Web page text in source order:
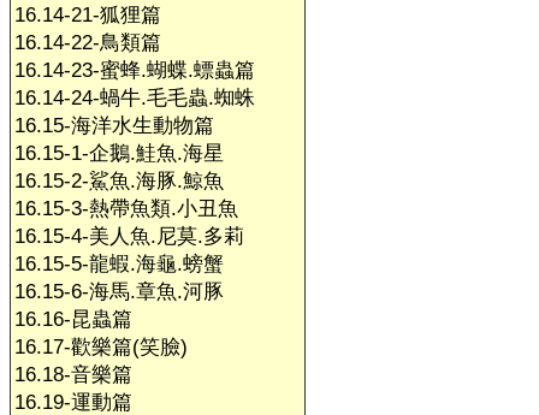
16.14-21-狐狸篇
16.14-22-鳥類篇
16.14-23-蜜蜂.蝴蝶.螵蟲篇
16.14-24-蝸牛.毛毛蟲.蜘蛛
16.15-海洋水生動物篇
16.15-1-企鵝.鮭魚.海星
16.15-2-鯊魚.海豚.鯨魚
16.15-3-熱帶魚類.小丑魚
16.15-4-美人魚.尼莫.多莉
16.15-5-龍蝦.海龜.螃蟹
16.15-6-海馬.章魚.河豚
16.16-昆蟲篇
16.17-歡樂篇(笑臉)
16.18-音樂篇
16.19-運動篇